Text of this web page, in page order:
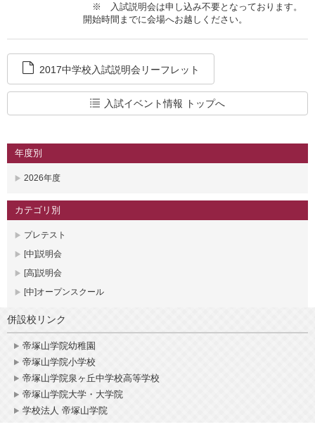
※ 入試説明会は申し込み不要となっております。
開始時間までに会場へお越しください。
2017中学校入試説明会リーフレット
入試イベント情報 トップへ
年度別
2026年度
カテゴリ別
プレテスト
[中]説明会
[高]説明会
[中]オープンスクール
併設校リンク
帝塚山学院幼稚園
帝塚山学院小学校
帝塚山学院泉ヶ丘中学校高等学校
帝塚山学院大学・大学院
学校法人 帝塚山学院